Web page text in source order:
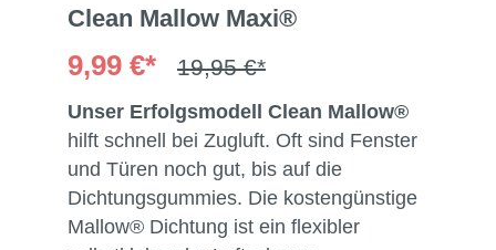
Clean Mallow Maxi®
9,99 €* 19,95 €*
Unser Erfolgsmodell Clean Mallow®
hilft schnell bei Zugluft. Oft sind Fenster
und Türen noch gut, bis auf die
Dichtungsgummies. Die kostengünstige
Mallow® Dichtung ist ein flexibler